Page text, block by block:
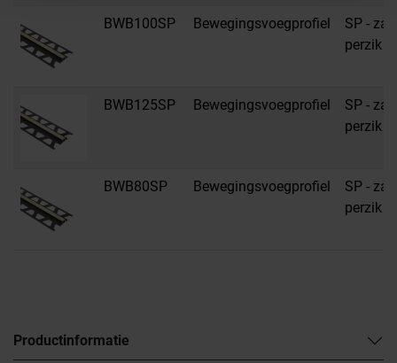
BWB100SP Bewegingsvoegprofiel
SP -
perzik
BWB125SP Bewegingsvoegprofiel
SP -
perzik
BWB80SP Bewegingsvoegprofiel
SP -
perzik
Productinformatie